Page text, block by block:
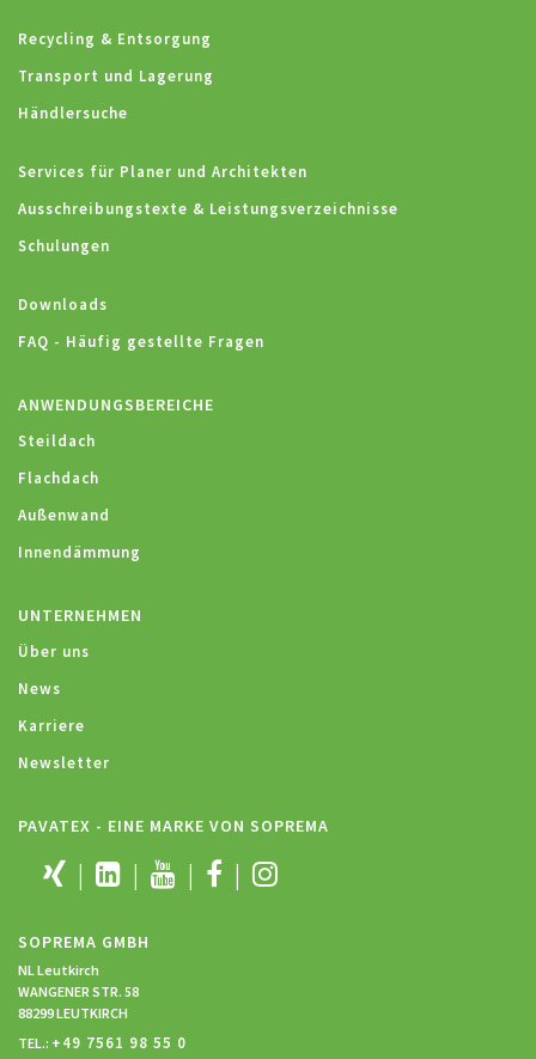
Recycling & Entsorgung
Transport und Lagerung
Händlersuche
Services für Planer und Architekten
Ausschreibungstexte & Leistungsverzeichnisse
Schulungen
Downloads
FAQ - Häufig gestellte Fragen
ANWENDUNGSBEREICHE
Steildach
Flachdach
Außenwand
Innendämmung
UNTERNEHMEN
Über uns
News
Karriere
Newsletter
PAVATEX - EINE MARKE VON SOPREMA
SOPREMA GMBH
NL Leutkirch
WANGENER STR. 58
88299 LEUTKIRCH
TEL.: +49 7561 98 55 0